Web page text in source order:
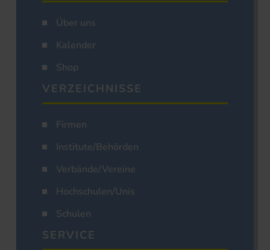
Über uns
Kalender
Shop
VERZEICHNISSE
Firmen
Institute/Behörden
Verbände/Vereine
Hochschulen/Unis
Schulen
SERVICE